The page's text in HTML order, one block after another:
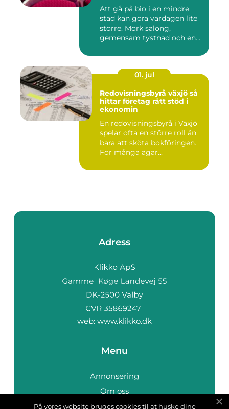
Att gå på bio i en mindre
stad kan göra vardagen lite
större. Mörk salong,
gemensam tystnad och en
01. jul
Redovisningsbyrå växjö så
hittar företag rätt stöd i
ekonomin
En redovisningsbyrå i Växjö
spelar ofta en större roll än
bara att sköta bokföringen.
För många ägar...
Adress
web: www.klikko.dk
Menu
Annonsering
Om oss
Cookies
På vores website bruges cookies til at huske dine